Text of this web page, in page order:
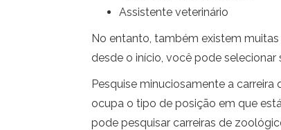
Assistente veterinário
No entanto, também existem
desde o início, você pode
Pesquise minuciosamente a
ocupa o tipo de posição em que
pode pesquisar carreiras de